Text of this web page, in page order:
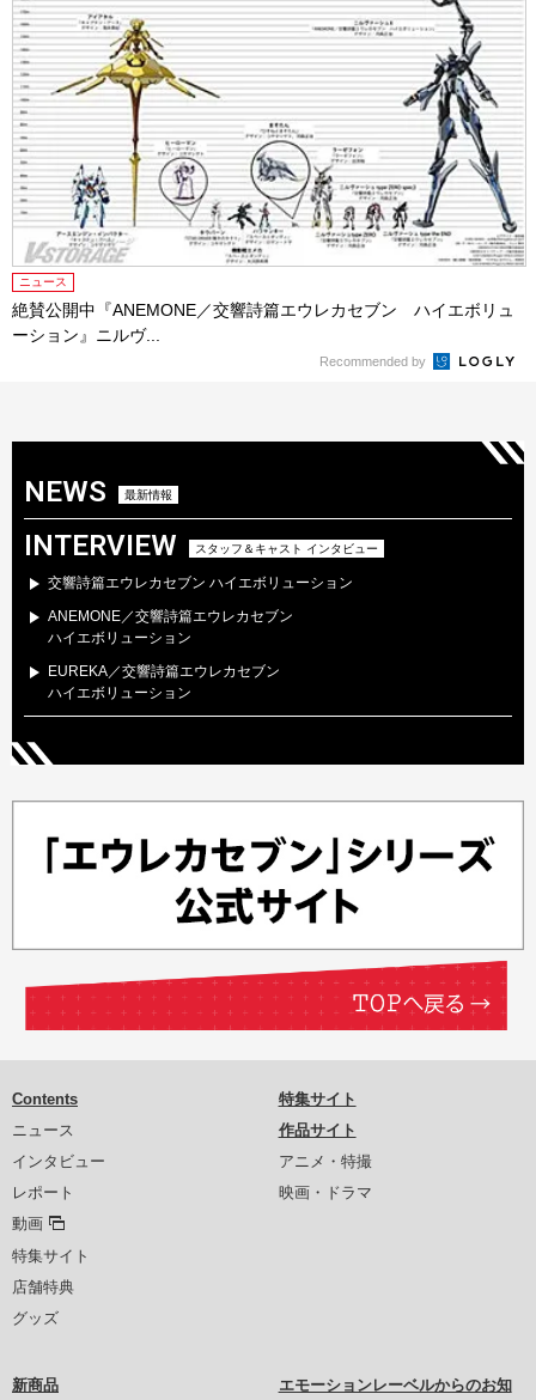
ニュース
絶賛公開中『ANEMONE／交響詩篇エウレカセブン ハイエボリュ
ーション』ニルヴ...
Recommended by
NEWS 最新情報
INTERVIEW スタッフ＆キャスト インタビュー
交響詩篇エウレカセブン ハイエボリューション
ANEMONE／交響詩篇エウレカセブン
ハイエボリューション
EUREKA／交響詩篇エウレカセブン
ハイエボリューション
Contents
ニュース
インタビュー
レポート
動画
特集サイト
店舗特典
グッズ
特集サイト
作品サイト
アニメ・特撮
映画・ドラマ
新商品 エモーションレーベルからのお知